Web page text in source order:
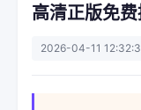
高清正版免
2026-04-11